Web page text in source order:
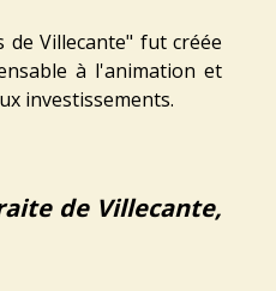
de Villecante" fut créée
à l'animation et
investissements.
de Villecante,